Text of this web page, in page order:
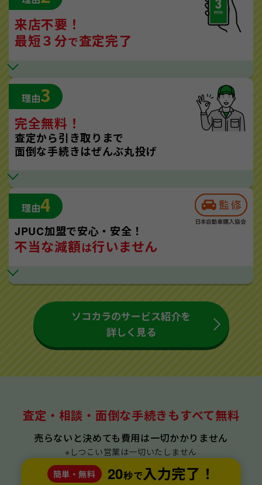
来店不要！
最短３分で査定完了
理由3
完全無料！
査定から引き取りまで
面倒な手続きはぜんぶ丸投げ
理由4
JPUC加盟で安心・安全！
不当な減額は行いません
ソコカラのサービス紹介を
詳しく見る
査定・相談・面倒な手続きもすべて無料
売らないと決めても費用は一切かかりません
※しつこい営業は一切いたしません
簡単・無料
20秒で入力完了！